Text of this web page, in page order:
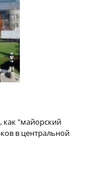
как "майорский
в центральной